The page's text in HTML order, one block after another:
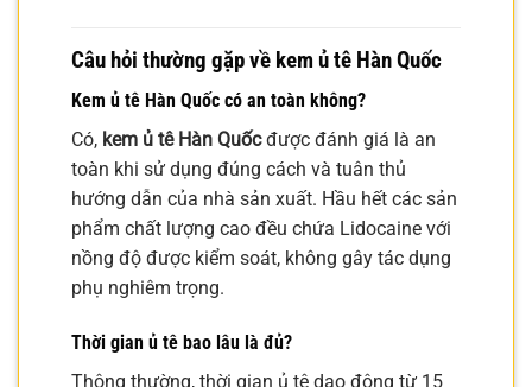
Câu hỏi thường gặp về kem ủ tê Hàn Quốc
Kem ủ tê Hàn Quốc có an toàn không?
Có, kem ủ tê Hàn Quốcđược đánh giá là an
toàn khi sử dụng đúng cách và tuân thủ
hướng dẫn của nhà sản xuất. Hầu hết các sản
phẩm chất lượng cao đều chứa Lidocaine với
nồng độ được kiểm soát, không gây tác dụng
phụ nghiêm trọng.
Thời gian ủ tê bao lâu là đủ?
Thông thường, thời gian ủ tê dao động từ 15